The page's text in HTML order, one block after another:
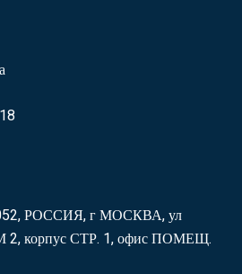
РОССИЯ, г МОСКВА, ул
корпус СТР. 1, офис ПОМЕЩ.